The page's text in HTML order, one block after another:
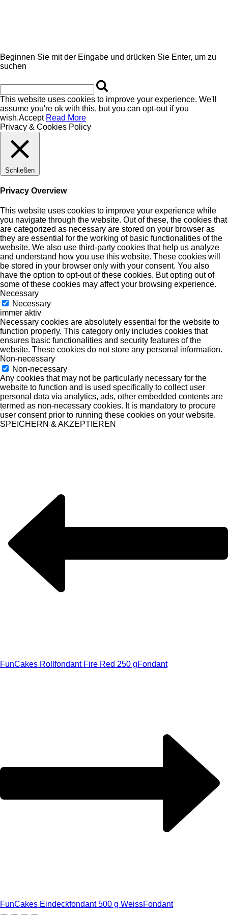
Beginnen Sie mit der Eingabe und drücken Sie Enter, um zu
suchen
This website uses cookies to improve your experience. We'll
assume you're ok with this, but you can opt-out if you
wish.Accept Read More
Privacy & Cookies Policy
Schließen
Privacy Overview
This website uses cookies to improve your experience while
you navigate through the website. Out of these, the cookies that
are categorized as necessary are stored on your browser as
they are essential for the working of basic functionalities of the
website. We also use third-party cookies that help us analyze
and understand how you use this website. These cookies will
be stored in your browser only with your consent. You also
have the option to opt-out of these cookies. But opting out of
some of these cookies may affect your browsing experience.
Necessary
Necessary
immer aktiv
Necessary cookies are absolutely essential for the website to
function properly. This category only includes cookies that
ensures basic functionalities and security features of the
website. These cookies do not store any personal information.
Non-necessary
Non-necessary
Any cookies that may not be particularly necessary for the
website to function and is used specifically to collect user
personal data via analytics, ads, other embedded contents are
termed as non-necessary cookies. It is mandatory to procure
user consent prior to running these cookies on your website.
SPEICHERN & AKZEPTIEREN
FunCakes Rollfondant Fire Red 250 gFondant
FunCakes Eindeckfondant 500 g WeissFondant